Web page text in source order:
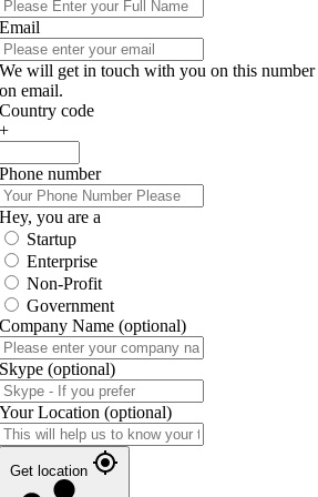
Email
We will get in touch with you on this number
on email.
Country code
+
Phone number
Hey, you are a
Startup
Enterprise
Non-Profit
Government
Company Name (optional)
Skype (optional)
Your Location (optional)
Get location